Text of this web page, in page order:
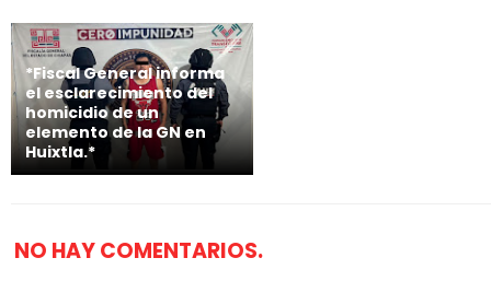
*Fiscal General informa
el esclarecimiento del
homicidio de un
elemento de la GN en
Huixtla.*
NO HAY COMENTARIOS.